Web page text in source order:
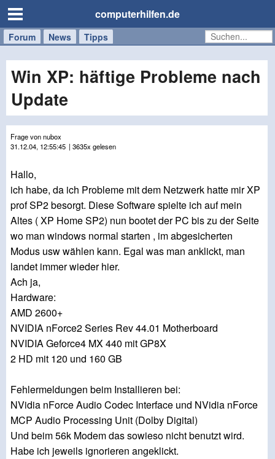
computerhilfen.de
Forum News Tipps
Handy
Tablet
Windows
Mac
Win XP: häftige Probleme nach
Update
Frage von nubox
31.12.04, 12:55:45 | 3635x gelesen
Hallo,
ich habe, da ich Probleme mit dem Netzwerk hatte mir XP
prof SP2 besorgt. Diese Software spielte ich auf mein
Altes ( XP Home SP2) nun bootet der PC bis zu der Seite
wo man windows normal starten , im abgesicherten
Modus usw wählen kann. Egal was man anklickt, man
landet immer wieder hier.
Ach ja,
Hardware:
AMD 2600+
NVIDIA nForce2 Series Rev 44.01 Motherboard
NVIDIA Geforce4 MX 440 mit GP8X
2 HD mit 120 und 160 GB
Fehlermeldungen beim Installieren bei:
NVidia nForce Audio Codec Interface und NVidia nForce
MCP Audio Processing Unit (Dolby Digital)
Und beim 56k Modem das sowieso nicht benutzt wird.
Habe ich jeweils ignorieren angeklickt.